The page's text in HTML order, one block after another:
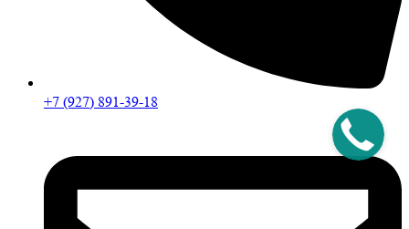
+7 (927) 891-39-18